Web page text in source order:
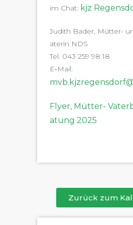
im Chat: kjz
Judith Bad­er, Müt­ter-
a­terin NDS
Tel. 043 259 98 18
E‑Mail:
Fly­er, Müt­ter-
atung 2025
Zurück zum